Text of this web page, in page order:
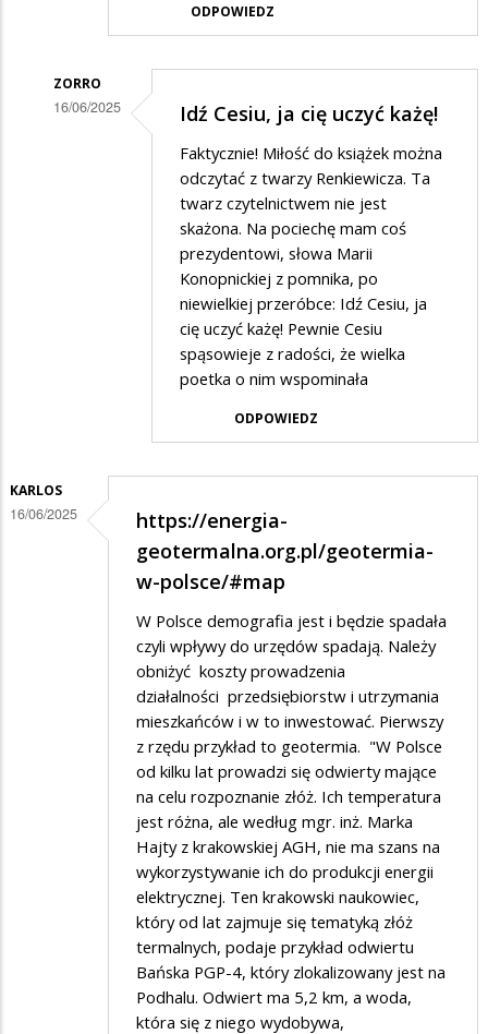
ODPOWIEDZ
ZORRO
16/06/2025 Idź Cesiu, ja cię uczyć każę!
Faktycznie! Miłość do książek można
odczytać z twarzy Renkiewicza. Ta
twarz czytelnictwem nie jest
skażona. Na pociechę mam coś
prezydentowi, słowa Marii
Konopnickiej z pomnika, po
niewielkiej przeróbce: Idź Cesiu, ja
cię uczyć każę! Pewnie Cesiu
spąsowieje z radości, że wielka
poetka o nim wspominała
ODPOWIEDZ
KARLOS
16/06/2025
https://energia-
geotermalna.org.pl/geotermia-
w-polsce/#map
W Polsce demografia jest i będzie spadała
czyli wpływy do urzędów spadają. Należy
obniżyć koszty prowadzenia
działalności przedsiębiorstw i utrzymania
mieszkańców i w to inwestować. Pierwszy
z rzędu przykład to geotermia. "W Polsce
od kilku lat prowadzi się odwierty mające
na celu rozpoznanie złóż. Ich temperatura
jest różna, ale według mgr. inż. Marka
Hajty z krakowskiej AGH, nie ma szans na
wykorzystywanie ich do produkcji energii
elektrycznej. Ten krakowski naukowiec,
który od lat zajmuje się tematyką złóż
termalnych, podaje przykład odwiertu
Bańska PGP-4, który zlokalizowany jest na
Podhalu. Odwiert ma 5,2 km, a woda,
która się z niego wydobywa,